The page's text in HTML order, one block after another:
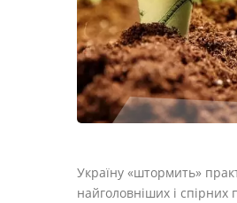
Україну «штормить»
найголовніших і спірних